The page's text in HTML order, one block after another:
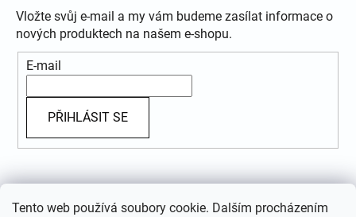
Tento web používá soubory cookie. Dalším procházením
Vložte svůj e-mail a my vám budeme zasílat informace o
nových produktech na našem e-shopu.
E-mail
PŘIHLÁSIT SE